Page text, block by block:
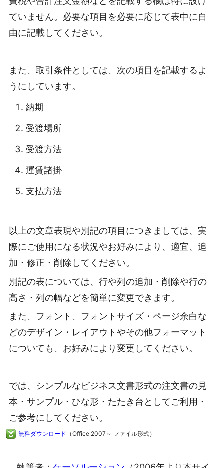
ていません。必要な項目を必要に応じて表中に自
由に記載してください。
また、取引条件としては、次の項目を記載するよ
うにしています。
納期
受渡場所
受渡方法
運賃諸掛
支払方法
以上の文章表現や別記の項目につきましては、実
際にご使用になる状況やお好みにより、適宜、追
加・修正・削除してください。
別記の表については、行や列の追加・削除や行の
高さ・列の幅などを簡単に変更できます。
また、フォント、フォントサイズ・ページ余白な
どのデザイン・レイアウトやその他フォーマット
についても、お好みにより変更してください。
では、シンプルなビジネス文書形式の注文書の見
本・サンプル・ひな形・たたき台としてご利用・
ご参考にしてください。
無料ダウンロード （Office 2007～ ファイル形式）